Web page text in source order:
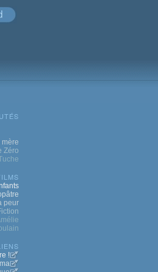
mère
Zéro
peur
!